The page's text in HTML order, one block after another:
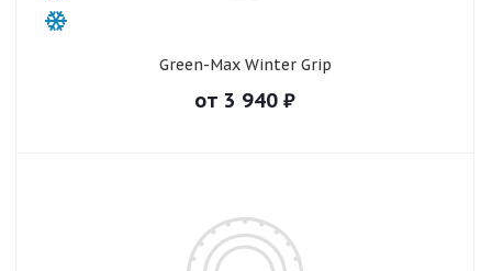
Green-Max Winter Grip
от 3 940 ₽